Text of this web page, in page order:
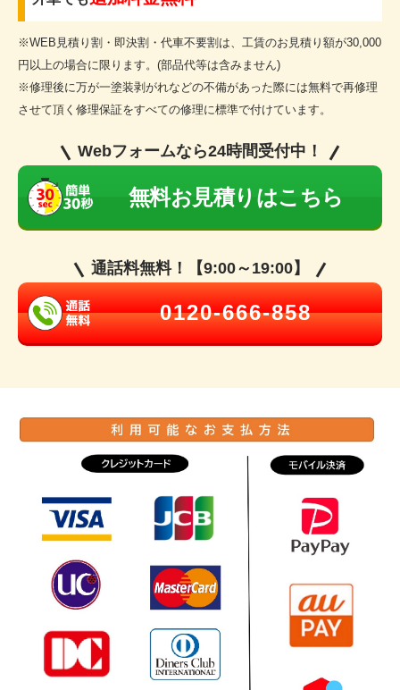
※WEB見積り割・即決割・代車不要割は、工賃のお見積り額が30,000
円以上の場合に限ります。(部品代等は含みません)
※修理後に万が一塗装剥がれなどの不備があった際には無料で再修理
させて頂く修理保証をすべての修理に標準で付けています。
Webフォームなら24時間受付中！
無料お見積りはこちら
通話料無料！【9:00～19:00】
0120-666-858